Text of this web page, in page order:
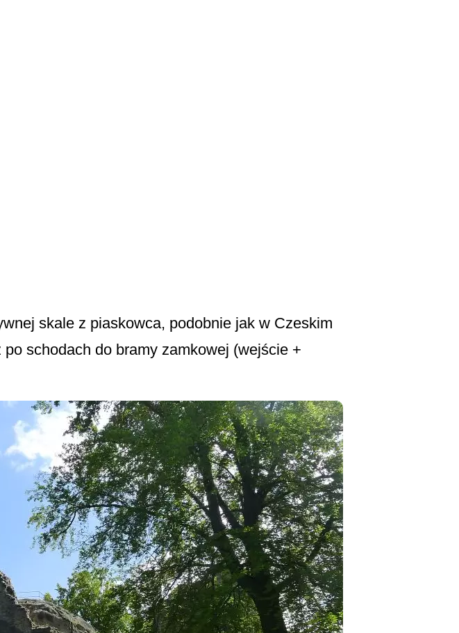
skale z piaskowca, podobnie jak w Czeskim
schodach do bramy zamkowej (wejście +